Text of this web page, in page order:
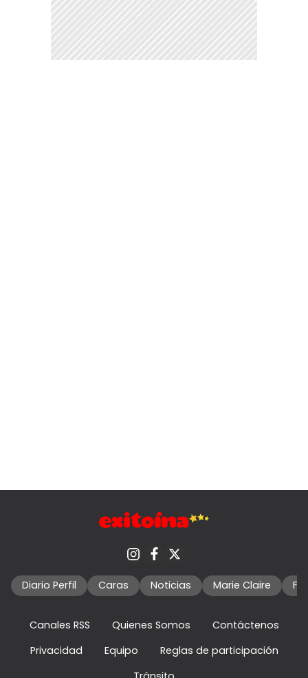
Diario Perfil Caras Noticias Marie Claire
Canales RSS Quienes Somos
Contáctenos
Privacidad
Equipo
Reglas de participación